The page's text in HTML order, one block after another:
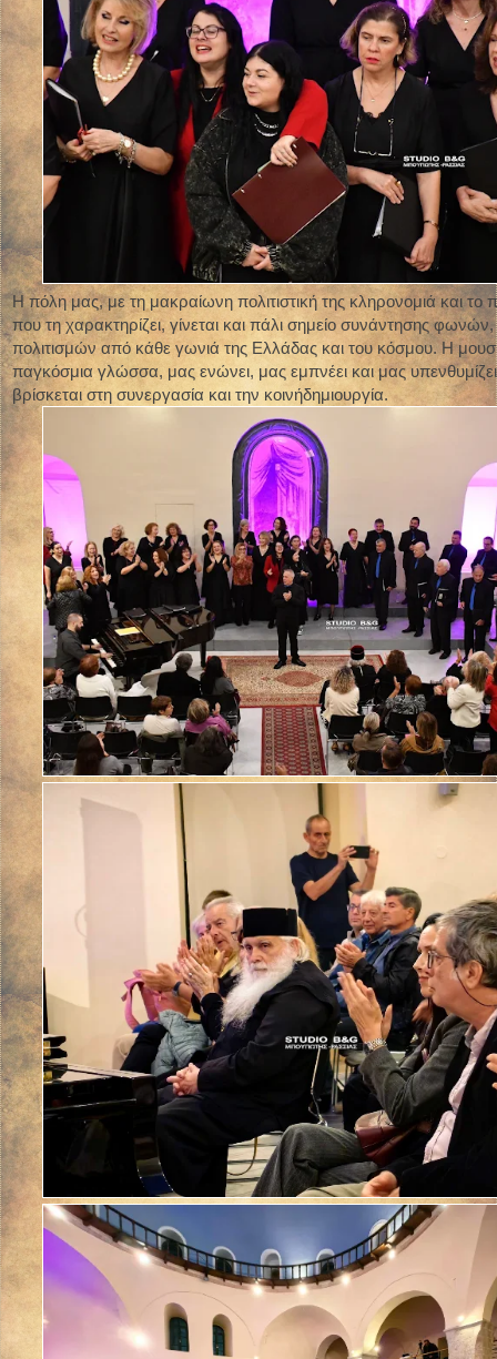
Η πόλη μας, με τη μακραίωνη πολιτιστική της κληρονομιά και το
που τη χαρακτηρίζει, γίνεται και πάλι σημείο συνάντησης
πολιτισμών από κάθε γωνιά της Ελλάδας και του κόσμου. Η
παγκόσμια γλώσσα, μας ενώνει, μας εμπνέει και μας
βρίσκεται στη συνεργασία και την κοινήδημιουργία.